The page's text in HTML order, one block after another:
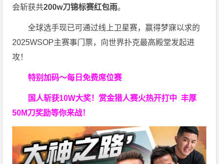
会斩获共200w刀锦标赛红包雨。
全球选手现已可通过线上卫星赛，赢得梦寐以求的
2025WSOP主赛事门票，向世界扑克最高殿堂发起进
攻！
特别加码～每日免费席位赛
国人斩获10W大奖！ 赏金猎人赛火热开打中 丰厚
50M刀奖励等你来战！